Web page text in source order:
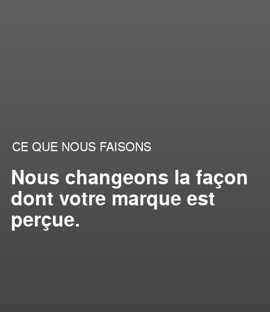
CE QUE NOUS FAISONS
Nous changeons la façon
dont votre marque est
perçue.